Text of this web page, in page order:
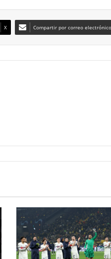
X Compartir por correo electrónico